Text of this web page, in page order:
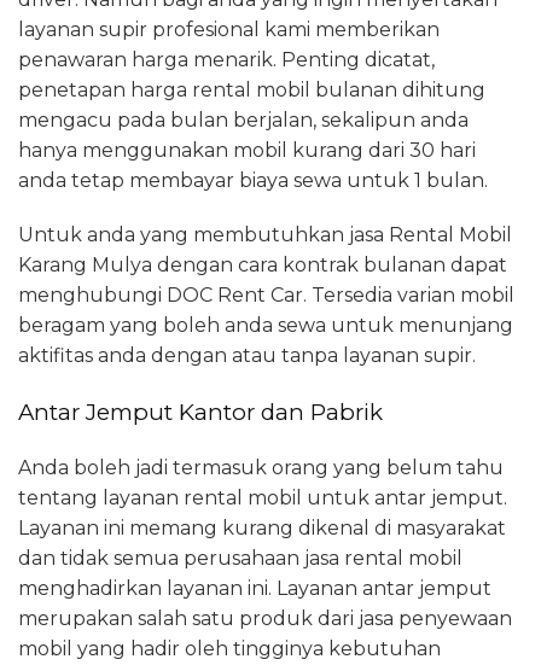
layanan supir profesional kami memberikan
penawaran harga menarik. Penting dicatat,
penetapan harga rental mobil bulanan dihitung
mengacu pada bulan berjalan, sekalipun anda
hanya menggunakan mobil kurang dari 30 hari
anda tetap membayar biaya sewa untuk 1 bulan.
Untuk anda yang membutuhkan jasa Rental Mobil
Karang Mulya dengan cara kontrak bulanan dapat
menghubungi DOC Rent Car. Tersedia varian mobil
beragam yang boleh anda sewa untuk menunjang
aktifitas anda dengan atau tanpa layanan supir.
Antar Jemput Kantor dan Pabrik
Anda boleh jadi termasuk orang yang belum tahu
tentang layanan rental mobil untuk antar jemput.
Layanan ini memang kurang dikenal di masyarakat
dan tidak semua perusahaan jasa rental mobil
menghadirkan layanan ini. Layanan antar jemput
merupakan salah satu produk dari jasa penyewaan
mobil yang hadir oleh tingginya kebutuhan